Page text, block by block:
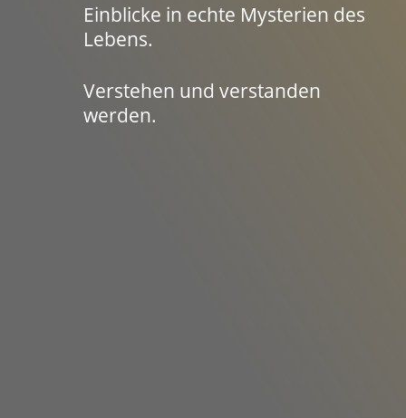
Einblicke in echte Mysterien des
Lebens.
Verstehen und verstanden
werden.